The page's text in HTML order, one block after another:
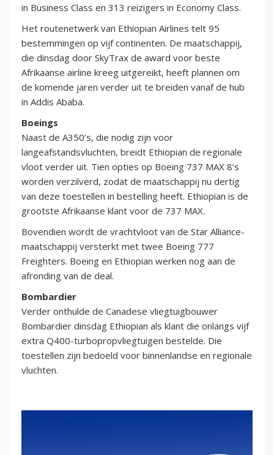
in Business Class en 313 reizigers in Economy Class.
Het routenetwerk van Ethiopian Airlines telt 95
bestemmingen op vijf continenten. De maatschappij,
die dinsdag door SkyTrax de award voor beste
Afrikaanse airline kreeg uitgereikt, heeft plannen om
de komende jaren verder uit te breiden vanaf de hub
in Addis Ababa.
Boeings
Naast de A350’s, die nodig zijn voor
langeafstandsvluchten, breidt Ethiopian de regionale
vloot verder uit. Tien opties op Boeing 737 MAX 8’s
worden verzilverd, zodat de maatschappij nu dertig
van deze toestellen in bestelling heeft. Ethiopian is de
grootste Afrikaanse klant voor de 737 MAX.
Bovendien wordt de vrachtvloot van de Star Alliance-
maatschappij versterkt met twee Boeing 777
Freighters. Boeing en Ethiopian werken nog aan de
afronding van de deal.
Bombardier
Verder onthulde de Canadese vliegtuigbouwer
Bombardier dinsdag Ethiopian als klant die onlangs vijf
extra Q400-turbopropvliegtuigen bestelde. Die
toestellen zijn bedoeld voor binnenlandse en regionale
vluchten.